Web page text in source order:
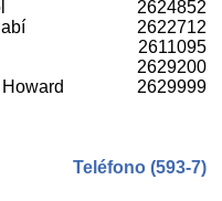
2624852
2622712
2611095
2629200
2629999
Teléfono (593-7)